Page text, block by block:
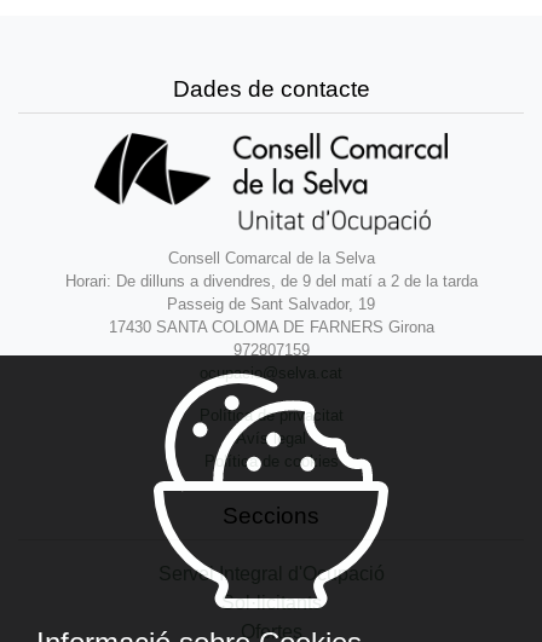
Dades de contacte
Consell Comarcal de la Selva
Horari: De dilluns a divendres, de 9 del matí a 2 de la tarda
Passeig de Sant Salvador, 19
17430 SANTA COLOMA DE FARNERS Girona
972807159
ocupacio@selva.cat
Política de privacitat
Avís legal
Política de cookies
Seccions
Servei Integral d'Ocupació
Sol·licitants
Ofertes